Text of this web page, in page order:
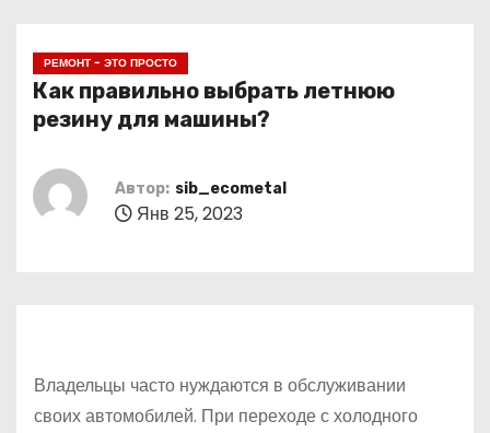
РЕМОНТ - ЭТО ПРОСТО
Как правильно выбрать летнюю
резину для машины?
Автор: sib_ecometal
Янв 25, 2023
Владельцы часто нуждаются в обслуживании
своих автомобилей. При переходе с холодного